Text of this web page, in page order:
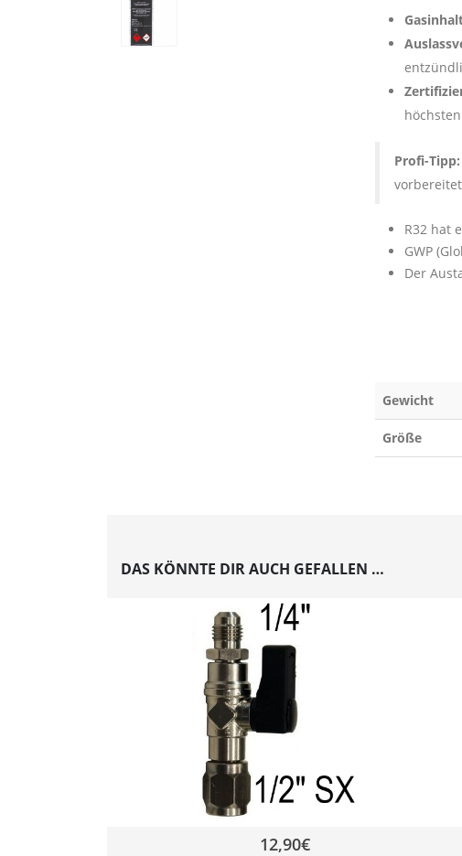
Profi-Tipp:
R32 hat
GWP
Der
Gewicht
Größe
DAS KÖNNTE DIR AUCH GEFALLEN …
12,90€